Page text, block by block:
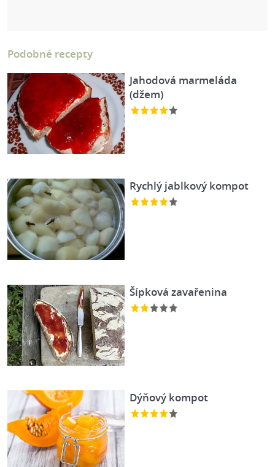
Podobné recepty
Jahodová marmeláda
(džem)
Rychlý jablkový kompot
Šípková zavařenina
Dýňový kompot